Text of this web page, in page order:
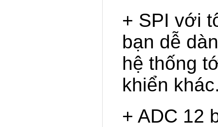
+ SPI với
bạn dễ
hệ thống
khiển
+ ADC 12